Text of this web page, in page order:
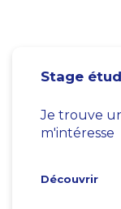
Stage
Je trouve
m'intéresse
Découvrir